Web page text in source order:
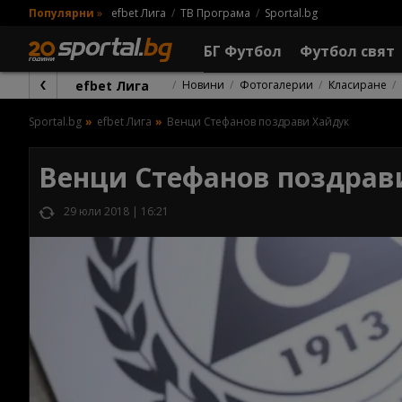
Популярни » efbet Лига ТВ Програма Sportal.bg
БГ Футбол Футбол свят
efbet Лига Новини Фотогалерии Класиране
Sportal.bg efbet Лига Венци Стефанов поздрави Хайдук
Венци Стефанов
29 юли 2018 | 16:21